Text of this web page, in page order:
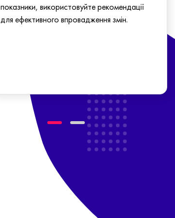
показники, використовуйте рекомендації
для ефективного впровадження змін.